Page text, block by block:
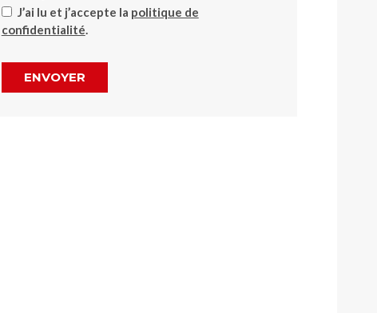
J’ai lu et j’accepte la politique de
confidentialité.
ENVOYER